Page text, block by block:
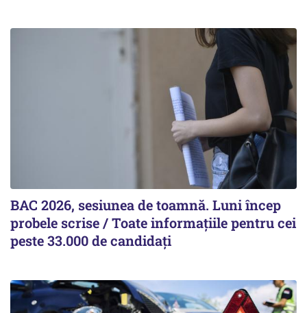
BAC 2026, sesiunea de toamnă. Luni încep
probele scrise / Toate informațiile pentru cei
peste 33.000 de candidați